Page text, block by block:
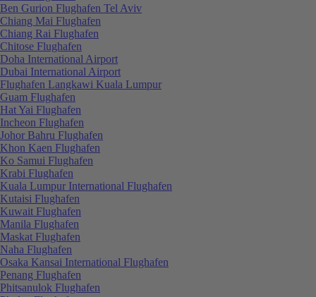
Ben Gurion Flughafen Tel Aviv
Chiang Mai Flughafen
Chiang Rai Flughafen
Chitose Flughafen
Doha International Airport
Dubai International Airport
Flughafen Langkawi Kuala Lumpur
Guam Flughafen
Hat Yai Flughafen
Incheon Flughafen
Johor Bahru Flughafen
Khon Kaen Flughafen
Ko Samui Flughafen
Krabi Flughafen
Kuala Lumpur International Flughafen
Kutaisi Flughafen
Kuwait Flughafen
Manila Flughafen
Maskat Flughafen
Naha Flughafen
Osaka Kansai International Flughafen
Penang Flughafen
Phitsanulok Flughafen